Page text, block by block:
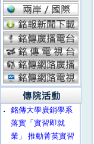
‧
銘傳大學廣銷學系
落實「實習即就
業」 推動菁英實習